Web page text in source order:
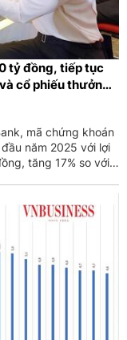
tỷ đồng, tiếp tục
cổ phiếu thưởng
mã chứng khoán
năm 2025 với lợi
tăng 17% so với